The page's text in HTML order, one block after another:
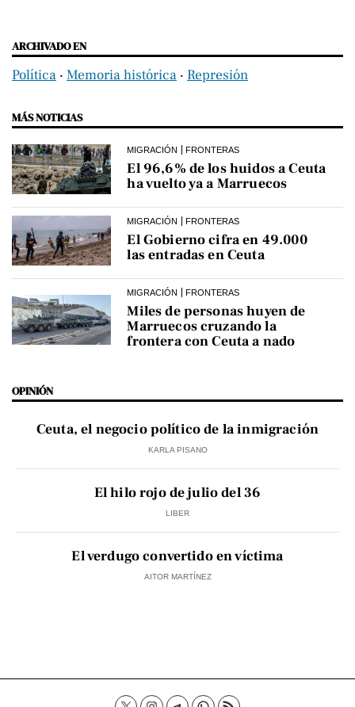
ARCHIVADO EN
Política ‧ Memoria histórica ‧ Represión
MÁS NOTICIAS
MIGRACIÓN FRONTERAS
El 96,6% de los huidos a Ceuta
ha vuelto ya a Marruecos
MIGRACIÓN FRONTERAS
El Gobierno cifra en 49.000
las entradas en Ceuta
MIGRACIÓN FRONTERAS
Miles de personas huyen de
Marruecos cruzando la
frontera con Ceuta a nado
OPINIÓN
Ceuta, el negocio político de la inmigración
KARLA PISANO
El hilo rojo de julio del 36
LIBER
El verdugo convertido en víctima
AITOR MARTÍNEZ